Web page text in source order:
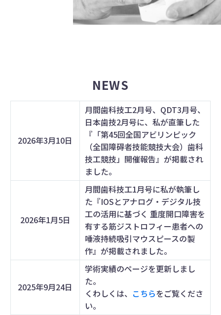
NEWS
2026年3月10日
月間歯科技工2月号、QDT3月号、
日本歯技2月号に、私が直筆した
『「第45回全国アビリンピック
（全国障碍者技能競技大会）歯科
技工競技」開催報告』が掲載され
ました。
2026年1月5日
月間歯科技工1月号に私が執筆し
た『IOSとアナログ・デジタル技
工の活用に基づく 重度開口障害を
有する筋ジストロフィー患者への
唾液持続吸引マウスピースの製
作』が掲載されました。
2025年9月24日
学術実績のページを更新しまし
た。
くわしくは、 こちらをご覧くださ
い。